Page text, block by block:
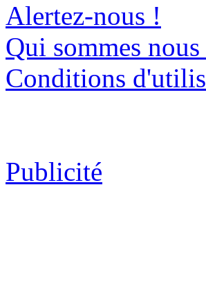
Alertez-nous !
Qui sommes nous
Conditions
Publicité